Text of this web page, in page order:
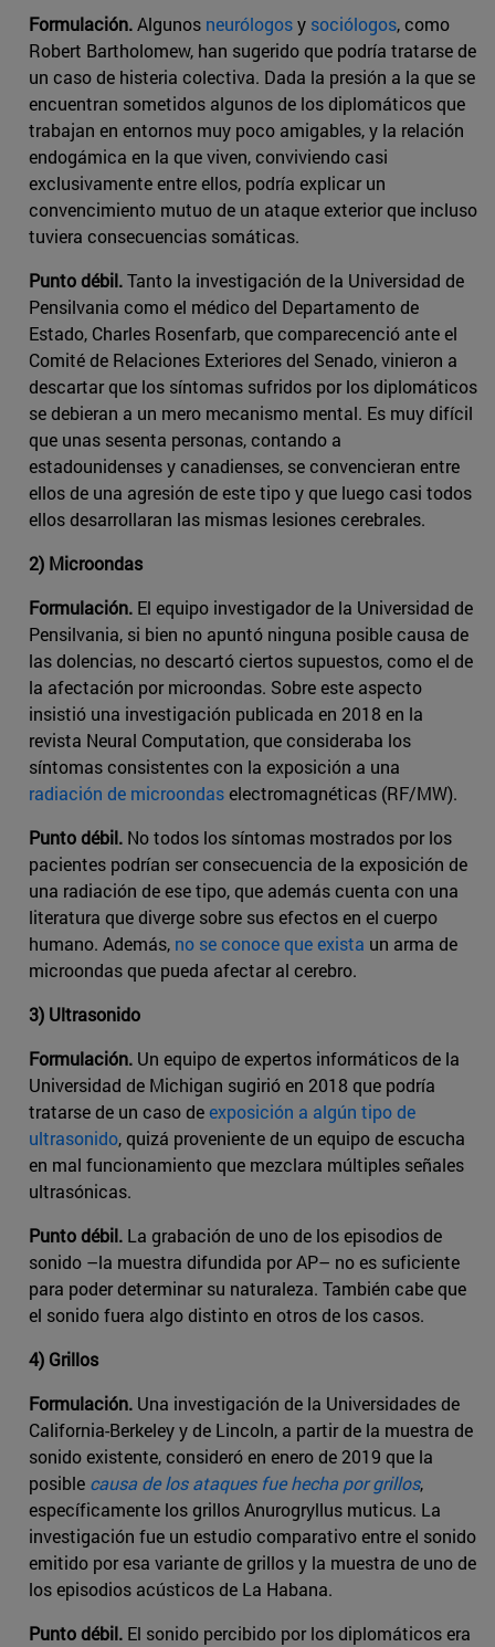
Formulación.Algunos neurólogosy sociólogos, como
Robert Bartholomew, han sugerido que podría tratarse de
un caso de histeria colectiva. Dada la presión a la que se
encuentran sometidos algunos de los diplomáticos que
trabajan en entornos muy poco amigables, y la relación
endogámica en la que viven, conviviendo casi
exclusivamente entre ellos, podría explicar un
convencimiento mutuo de un ataque exterior que incluso
tuviera consecuencias somáticas.
Punto débil.Tanto la investigación de la Universidad de
Pensilvania como el médico del Departamento de
Estado, Charles Rosenfarb, que comparecenció ante el
Comité de Relaciones Exteriores del Senado, vinieron a
descartar que los síntomas sufridos por los diplomáticos
se debieran a un mero mecanismo mental. Es muy difícil
que unas sesenta personas, contando a
estadounidenses y canadienses, se convencieran entre
ellos de una agresión de este tipo y que luego casi todos
ellos desarrollaran las mismas lesiones cerebrales.
2) Microondas
Formulación. El equipo investigador de la Universidad de
Pensilvania, si bien no apuntó ninguna posible causa de
las dolencias, no descartó ciertos supuestos, como el de
la afectación por microondas. Sobre este aspecto
insistió una investigación publicada en 2018 en la
revista Neural Computation, que consideraba los
síntomas consistentes con la exposición a una
radiación de microondaselectromagnéticas (RF/MW).
Punto débil. No todos los síntomas mostrados por los
pacientes podrían ser consecuencia de la exposición de
una radiación de ese tipo, que además cuenta con una
literatura que diverge sobre sus efectos en el cuerpo
humano. Además, no se conoce que exista un arma de
microondas que pueda afectar al cerebro.
3) Ultrasonido
Formulación. Un equipo de expertos informáticos de la
Universidad de Michigan sugirió en 2018 que podría
tratarse de un caso deexposición a algún tipo de
ultrasonido, quizá proveniente de un equipo de escucha
en mal funcionamiento que mezclara múltiples señales
ultrasónicas.
Punto débil. La grabación de uno de los episodios de
sonido –la muestra difundida por AP– no es suficiente
para poder determinar su naturaleza. También cabe que
el sonido fuera algo distinto en otros de los casos.
4) Grillos
Formulación. Una investigación de la Universidades de
California-Berkeley y de Lincoln, a partir de la muestra de
sonido existente, consideró en enero de 2019 que la
posible causa de los ataques fue hecha por grillos,
específicamente los grillos Anurogryllus muticus. La
investigación fue un estudio comparativo entre el sonido
emitido por esa variante de grillos y la muestra de uno de
los episodios acústicos de La Habana.
Punto débil. El sonido percibido por los diplomáticos era